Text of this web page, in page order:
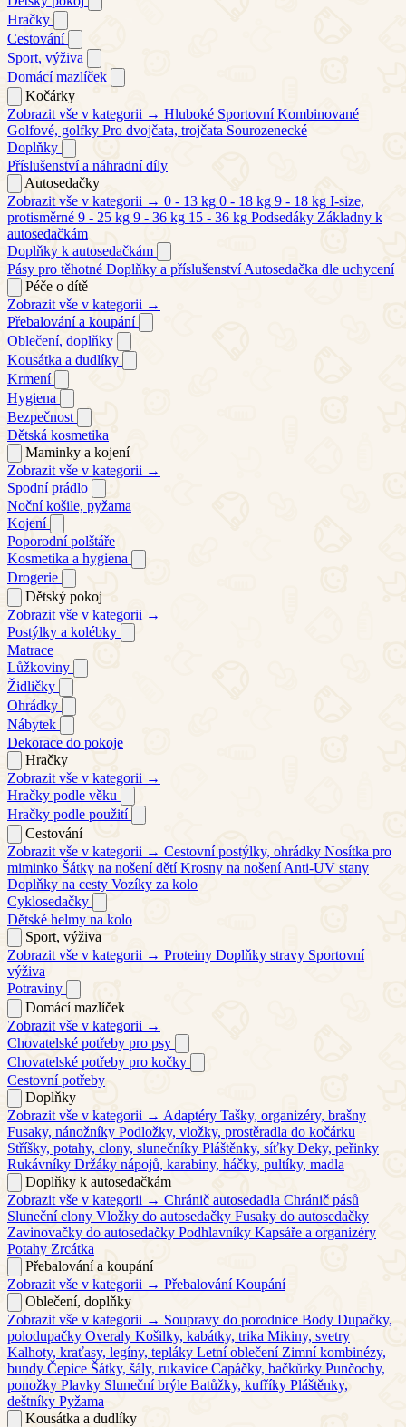
Hračky
Cestování
Sport, výživa
Domácí mazlíček
Kočárky
Zobrazit vše v kategorii → Hluboké Sportovní Kombinované
Golfové, golfky Pro dvojčata, trojčata Sourozenecké
Doplňky
Příslušenství a náhradní díly
Autosedačky
Zobrazit vše v kategorii → 0 - 13 kg 0 - 18 kg 9 - 18 kg I-size,
protisměrné 9 - 25 kg 9 - 36 kg 15 - 36 kg Podsedáky Základny k
autosedačkám
Doplňky k autosedačkám
Pásy pro těhotné Doplňky a příslušenství Autosedačka dle uchycení
Péče o dítě
Zobrazit vše v kategorii →
Přebalování a koupání
Oblečení, doplňky
Kousátka a dudlíky
Krmení
Hygiena
Bezpečnost
Dětská kosmetika
Maminky a kojení
Zobrazit vše v kategorii →
Spodní prádlo
Noční košile, pyžama
Kojení
Poporodní polštáře
Kosmetika a hygiena
Drogerie
Dětský pokoj
Zobrazit vše v kategorii →
Postýlky a kolébky
Matrace
Lůžkoviny
Židličky
Ohrádky
Nábytek
Dekorace do pokoje
Hračky
Zobrazit vše v kategorii →
Hračky podle věku
Hračky podle použití
Cestování
Zobrazit vše v kategorii → Cestovní postýlky, ohrádky Nosítka pro
miminko Šátky na nošení dětí Krosny na nošení Anti-UV stany
Doplňky na cesty Vozíky za kolo
Cyklosedačky
Dětské helmy na kolo
Sport, výživa
Zobrazit vše v kategorii → Proteiny Doplňky stravy Sportovní
výživa
Potraviny
Domácí mazlíček
Zobrazit vše v kategorii →
Chovatelské potřeby pro psy
Chovatelské potřeby pro kočky
Cestovní potřeby
Doplňky
Zobrazit vše v kategorii → Adaptéry Tašky, organizéry, brašny
Fusaky, nánožníky Podložky, vložky, prostěradla do kočárku
Stříšky, potahy, clony, slunečníky Pláštěnky, síťky Deky, peřinky
Rukávníky Držáky nápojů, karabiny, háčky, pultíky, madla
Doplňky k autosedačkám
Zobrazit vše v kategorii → Chránič autosedadla Chránič pásů
Sluneční clony Vložky do autosedačky Fusaky do autosedačky
Zavinovačky do autosedačky Podhlavníky Kapsáře a organizéry
Potahy Zrcátka
Přebalování a koupání
Zobrazit vše v kategorii → Přebalování Koupání
Oblečení, doplňky
Zobrazit vše v kategorii → Soupravy do porodnice Body Dupačky,
polodupačky Overaly Košilky, kabátky, trika Mikiny, svetry
Kalhoty, kraťasy, legíny, tepláky Letní oblečení Zimní kombinézy,
bundy Čepice Šátky, šály, rukavice Capáčky, bačkůrky Punčochy,
ponožky Plavky Sluneční brýle Batůžky, kufříky Pláštěnky,
deštníky Pyžama
Kousátka a dudlíky